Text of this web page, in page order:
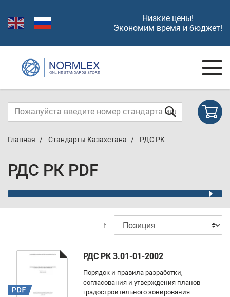
Низкие цены!
Экономим время и бюджет!
Главная Стандарты Казахстана РДС РК
РДС РК PDF
↑
РДС РК 3.01-01-2002
Порядок и правила разработки,
согласования и утверждения планов
градостроительного зонирования